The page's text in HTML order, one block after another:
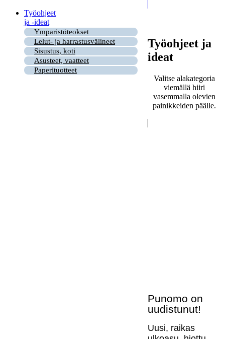
Työohjeet
ja -ideat
Ymparistöteokset
Lelut- ja harrastusvälineet
Sisustus, koti
Asusteet, vaatteet
Paperituotteet
Työohjeet ja
ideat
Valitse alakategoria
viemällä hiiri
vasemmalla olevien
painikkeiden päälle.
Punomo on
uudistunut!
Uusi, raikas